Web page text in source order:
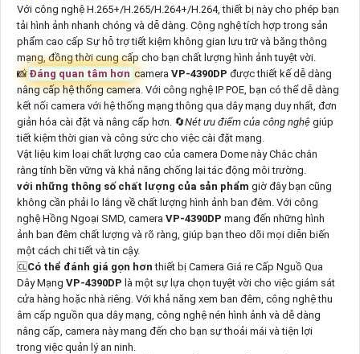
Với công nghệ H.265+/H.265/H.264+/H.264, thiết bị này cho phép bạn
tải hình ảnh nhanh chóng và dễ dàng. Cộng nghệ tích hợp trong sản
phẩm cao cấp Sự hỗ trợ tiết kiệm không gian lưu trữ và băng thông
mạng, đồng thời cung cấp cho bạn chất lượng hình ảnh tuyệt vời.
📸 Đáng quan tâm hơn camera VP-4390DP được thiết kế dễ dàng
nâng cấp hệ thống camera. Với công nghệ IP POE, bạn có thể dễ dàng
kết nối camera với hệ thống mạng thông qua dây mạng duy nhất, đơn
giản hóa cài đặt và nâng cấp hơn. 🔄Nét ưu điểm của công nghệgiúp
tiết kiệm thời gian và công sức cho việc cài đặt mạng.
Vật liệu kim loại chất lượng cao của camera Dome này Chắc chắn
rằng tính bền vững và khả năng chống lại tác động môi trường.
với những thông số chất lượng của sản phẩm giờ đây bạn cũng
không cần phải lo lắng về chất lượng hình ảnh ban đêm. Với công
nghệ Hồng Ngoại SMD, camera VP-4390DP mang đến những hình
ảnh ban đêm chất lượng và rõ ràng, giúp bạn theo dõi mọi diễn biến
một cách chi tiết và tin cậy.
🆑 Có thể đánh giá gọn hơnthiết bị Camera Giá re Cấp Nguồ Qua
Dây Mạng VP-4390DP là một sự lựa chọn tuyệt vời cho việc giám sát
cửa hàng hoặc nhà riêng. Với khả năng xem ban đêm, công nghệ thu
âm cấp nguồn qua dây mạng, công nghệ nén hình ảnh và dễ dàng
nâng cấp, camera này mang đến cho bạn sự thoải mái và tiện lợi
trong việc quản lý an ninh.